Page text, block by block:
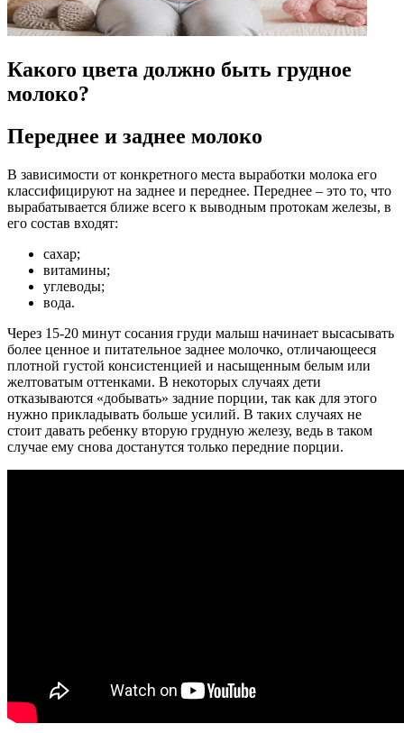
Какого цвета должно быть грудное
молоко?
Переднее и заднее молоко
В зависимости от конкретного места выработки молока его
классифицируют на заднее и переднее. Переднее – это то, что
вырабатывается ближе всего к выводным протокам железы, в
его состав входят:
сахар;
витамины;
углеводы;
вода.
Через 15-20 минут сосания груди малыш начинает высасывать
более ценное и питательное заднее молочко, отличающееся
плотной густой консистенцией и насыщенным белым или
желтоватым оттенками. В некоторых случаях дети
отказываются «добывать» задние порции, так как для этого
нужно прикладывать больше усилий. В таких случаях не
стоит давать ребенку вторую грудную железу, ведь в таком
случае ему снова достанутся только передние порции.